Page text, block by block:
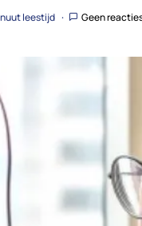
leestijd Geen